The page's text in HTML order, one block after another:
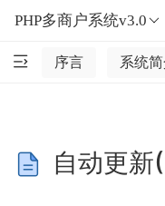
PHP多商户系统v3.0
序言 系统
自动更新